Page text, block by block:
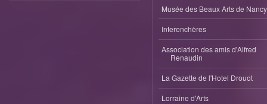
Musée des Beaux Arts de Nancy
Interenchères
Association des amis d'Alfred
Renaudin
La Gazette de l'Hotel Drouot
Lorraine d'Arts